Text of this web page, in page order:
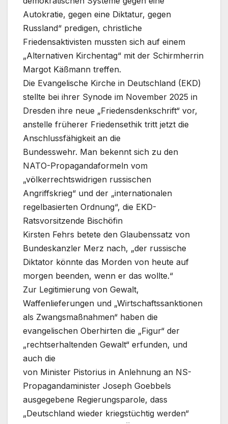
Autokratie, gegen eine Diktatur, gegen
Russland“ predigen, christliche
Friedensaktivisten mussten sich auf einem
„Alternativen Kirchentag“ mit der Schirmherrin
Margot Käßmann treffen.
Die Evangelische Kirche in Deutschland (EKD)
stellte bei ihrer Synode im November 2025 in
Dresden ihre neue „Friedensdenkschrift“ vor,
anstelle früherer Friedensethik tritt jetzt die
Anschlussfähigkeit an die
Bundesswehr. Man bekennt sich zu den
NATO-Propagandaformeln vom
„völkerrechtswidrigen russischen
Angriffskrieg“ und der „internationalen
regelbasierten Ordnung“, die EKD-
Ratsvorsitzende Bischöfin
Kirsten Fehrs betete den Glaubenssatz von
Bundeskanzler Merz nach, „der russische
Diktator könnte das Morden von heute auf
morgen beenden, wenn er das wollte.“
Zur Legitimierung von Gewalt,
Waffenlieferungen und „Wirtschaftssanktionen
als Zwangsmaßnahmen“ haben die
evangelischen Oberhirten die „Figur“ der
„rechtserhaltenden Gewalt“ erfunden, und
auch die
von Minister Pistorius in Anlehnung an NS-
Propagandaminister Joseph Goebbels
ausgegebene Regierungsparole, dass
„Deutschland wieder kriegstüchtig werden“